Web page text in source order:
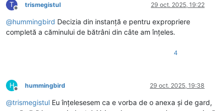
T
Deconectat
trismegistul 29 oct. 2025, 19:22
@hummingbird Decizia din instanță e pentru expropriere
completă a căminului de bătrâni din câte am înțeles.
4
H
Deconectat
hummingbird 29 oct. 2025, 19:38
@trismegistul Eu înțelesesem ca e vorba de o anexa și de gard,